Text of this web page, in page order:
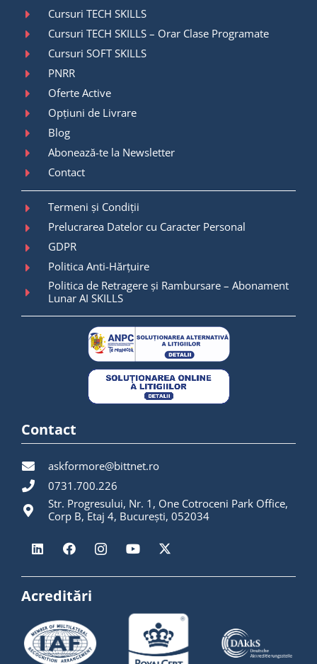
Cursuri TECH SKILLS
Cursuri TECH SKILLS – Orar Clase Programate
Cursuri SOFT SKILLS
PNRR
Oferte Active
Opțiuni de Livrare
Blog
Abonează-te la Newsletter
Contact
Termeni și Condiții
Prelucrarea Datelor cu Caracter Personal
GDPR
Politica Anti-Hărțuire
Politica de Retragere și Rambursare – Abonament
Lunar AI SKILLS
Contact
askformore@bittnet.ro
0731.700.226
Str. Progresului, Nr. 1, One Cotroceni Park Office,
Corp B, Etaj 4, București, 052034
Acreditări